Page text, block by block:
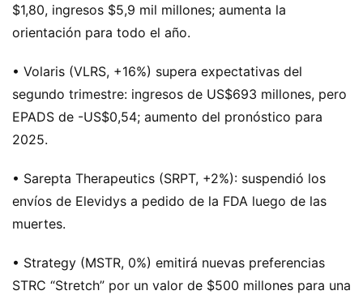
$1,80, ingresos $5,9 mil millones; aumenta la
orientación para todo el año.
• Volaris (VLRS, +16%) supera expectativas del
segundo trimestre: ingresos de US$693 millones, pero
EPADS de -US$0,54; aumento del pronóstico para
2025.
• Sarepta Therapeutics (SRPT, +2%): suspendió los
envíos de Elevidys a pedido de la FDA luego de las
muertes.
• Strategy (MSTR, 0%) emitirá nuevas preferencias
STRC “Stretch” por un valor de $500 millones para una